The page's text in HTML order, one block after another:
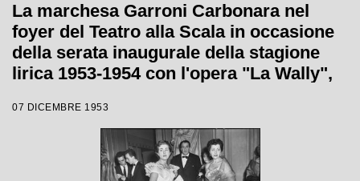
La marchesa Garroni Carbonara nel
foyer del Teatro alla Scala in occasione
della serata inaugurale della stagione
lirica 1953-1954 con l'opera "La Wally",
Maria Giulini, con la regia di Tatiana
07 DICEMBRE 1953